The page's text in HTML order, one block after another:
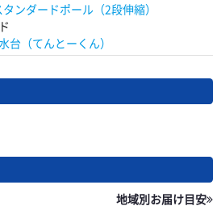
ンダードポール（2段伸縮）
台（てんとーくん）
地域別お届け目安